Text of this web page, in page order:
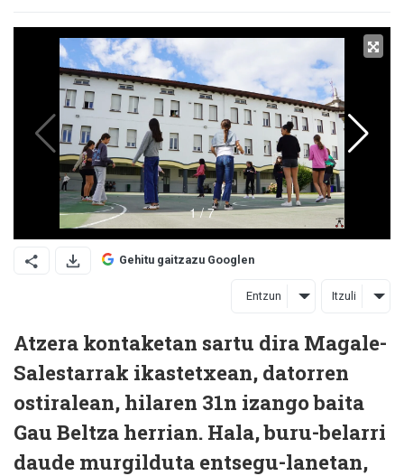
Gehitu gaitzazu Googlen
Entzun Itzuli
Atzera kontaketan sartu dira Magale-
Salestarrak ikastetxean, datorren
ostiralean, hilaren 31n izango baita
Gau Beltza herrian. Hala, buru-belarri
daude murgilduta entsegu-lanetan,